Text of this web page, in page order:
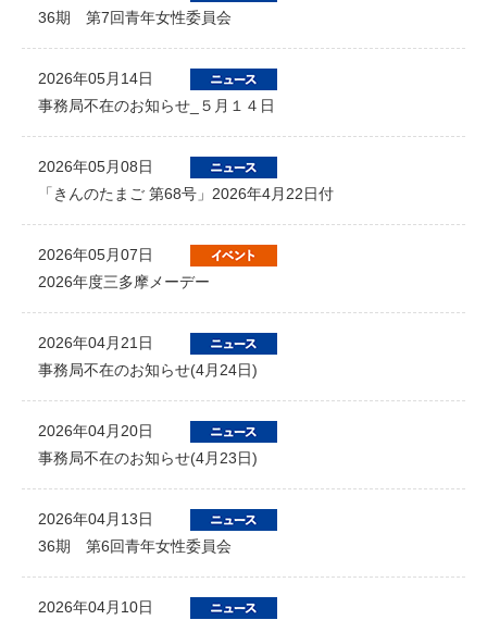
36期 第7回青年女性委員会
2026年05月14日
事務局不在のお知らせ_５月１４日
2026年05月08日
「きんのたまご 第68号」2026年4月22日付
2026年05月07日
2026年度三多摩メーデー
2026年04月21日
事務局不在のお知らせ(4月24日)
2026年04月20日
事務局不在のお知らせ(4月23日)
2026年04月13日
36期 第6回青年女性委員会
2026年04月10日